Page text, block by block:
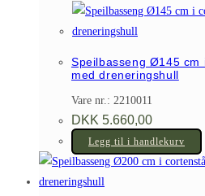
Speilbasseng Ø145 cm
med dreneringshull
Vare nr.: 2210011
DKK 5.660,00
Legg til i handlekurv